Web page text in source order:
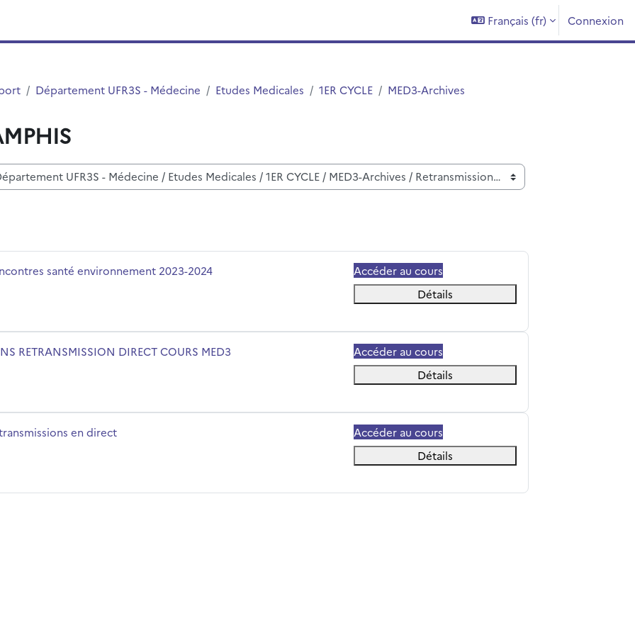
Français ‎(fr)‎ Connexion
Département UFR3S - Médecine Etudes Medicales 1ER CYCLE
MED3-Archives
des cours
du courssanté environnement 2023-2024
Accéder au cours
Détails
MED3
du cours
RETRANSMISSION DIRECT COURS MED3
Accéder au cours
Détails
du cours en direct
Accéder au cours
Détails